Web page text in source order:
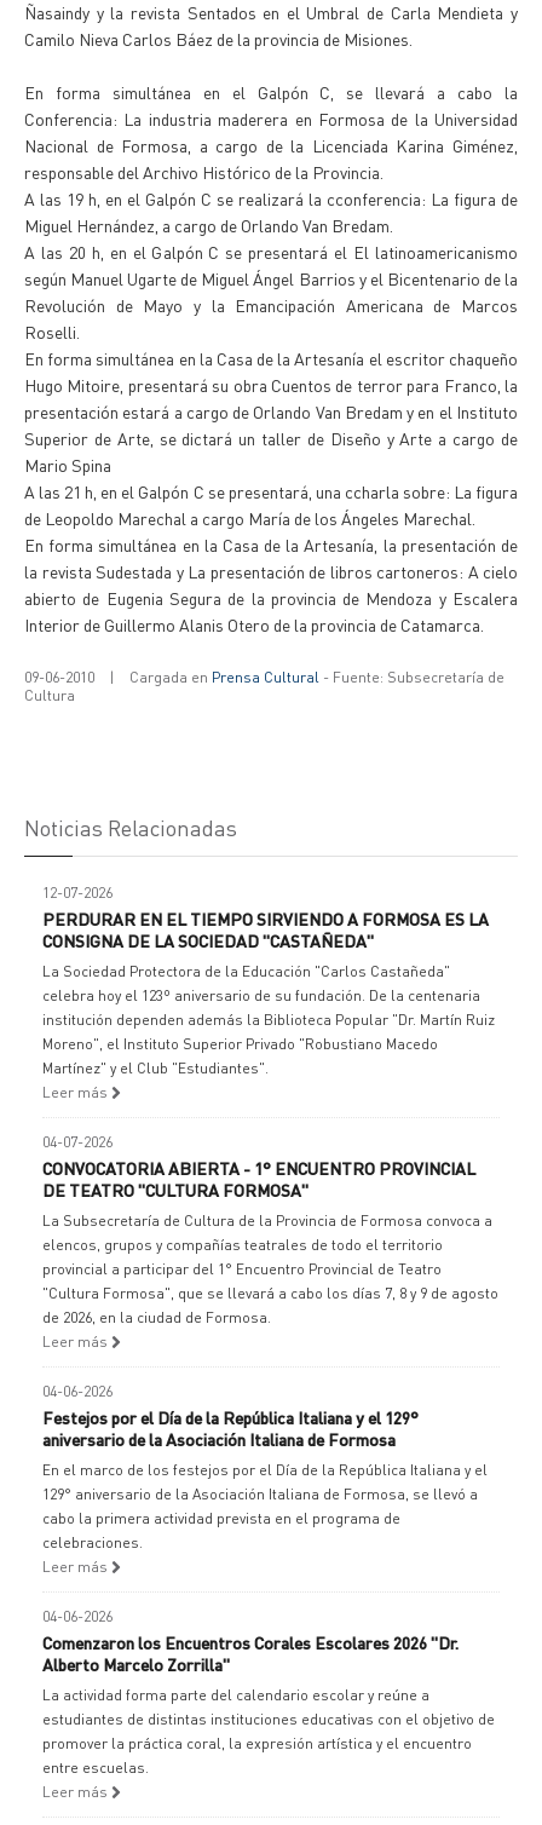
Ñasaindy y la revista Sentados en el Umbral de Carla Mendieta y
Camilo Nieva Carlos Báez de la provincia de Misiones.
En forma simultánea en el Galpón C, se llevará a cabo la
Conferencia: La industria maderera en Formosa de la Universidad
Nacional de Formosa, a cargo de la Licenciada Karina Giménez,
responsable del Archivo Histórico de la Provincia.
A las 19 h, en el Galpón C se realizará la cconferencia: La figura de
Miguel Hernández, a cargo de Orlando Van Bredam.
A las 20 h, en el Galpón C se presentará el El latinoamericanismo
según Manuel Ugarte de Miguel Ángel Barrios y el Bicentenario de la
Revolución de Mayo y la Emancipación Americana de Marcos
Roselli.
En forma simultánea en la Casa de la Artesanía el escritor chaqueño
Hugo Mitoire, presentará su obra Cuentos de terror para Franco, la
presentación estará a cargo de Orlando Van Bredam y en el Instituto
Superior de Arte, se dictará un taller de Diseño y Arte a cargo de
Mario Spina
A las 21 h, en el Galpón C se presentará, una ccharla sobre: La figura
de Leopoldo Marechal a cargo María de los Ángeles Marechal.
En forma simultánea en la Casa de la Artesanía, la presentación de
la revista Sudestada y La presentación de libros cartoneros: A cielo
abierto de Eugenia Segura de la provincia de Mendoza y Escalera
Interior de Guillermo Alanis Otero de la provincia de Catamarca.
09-06-2010 | Cargada en Prensa Cultural - Fuente: Subsecretaría de
Cultura
Noticias Relacionadas
12-07-2026
PERDURAR EN EL TIEMPO SIRVIENDO A FORMOSA ES LA
CONSIGNA DE LA SOCIEDAD "CASTAÑEDA"
La Sociedad Protectora de la Educación "Carlos Castañeda"
celebra hoy el 123º aniversario de su fundación. De la centenaria
institución dependen además la Biblioteca Popular "Dr. Martín Ruiz
Moreno", el Instituto Superior Privado "Robustiano Macedo
Martínez" y el Club "Estudiantes".
Leer más
04-07-2026
CONVOCATORIA ABIERTA - 1° ENCUENTRO PROVINCIAL
DE TEATRO "CULTURA FORMOSA"
La Subsecretaría de Cultura de la Provincia de Formosa convoca a
elencos, grupos y compañías teatrales de todo el territorio
provincial a participar del 1° Encuentro Provincial de Teatro
"Cultura Formosa", que se llevará a cabo los días 7, 8 y 9 de agosto
de 2026, en la ciudad de Formosa.
Leer más
04-06-2026
Festejos por el Día de la República Italiana y el 129°
aniversario de la Asociación Italiana de Formosa
En el marco de los festejos por el Día de la República Italiana y el
129° aniversario de la Asociación Italiana de Formosa, se llevó a
cabo la primera actividad prevista en el programa de
celebraciones.
Leer más
04-06-2026
Comenzaron los Encuentros Corales Escolares 2026 "Dr.
Alberto Marcelo Zorrilla"
La actividad forma parte del calendario escolar y reúne a
estudiantes de distintas instituciones educativas con el objetivo de
promover la práctica coral, la expresión artística y el encuentro
entre escuelas.
Leer más